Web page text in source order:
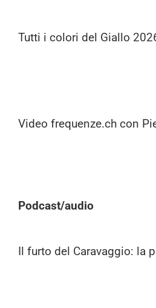
Tutti i colori del Giallo
Video frequenze.ch con
Podcast/audio
Il furto del Caravaggio: la